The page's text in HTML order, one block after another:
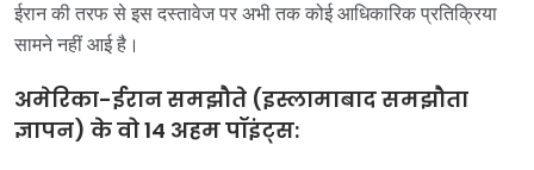
ईरान की तरफ से इस दस्तावेज पर अभी तक कोई आधिकारिक प्रतिक्रिया
सामने नहीं आई है।
अमेरिका-ईरान समझौते (इस्लामाबाद समझौता
ज्ञापन) के वो 14 अहम पॉइंट्स: